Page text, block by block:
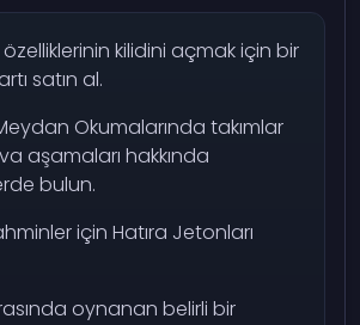
kilidini açmak için bir
satın al.
Okumalarında takımlar
aşamaları hakkında
bulun.
için Hatıra Jetonları
oynanan belirli bir